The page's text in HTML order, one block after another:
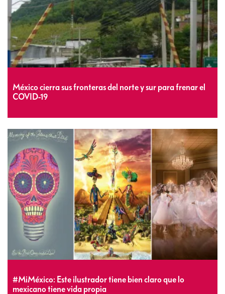
México cierra sus fronteras del norte y sur para frenar el
COVID-19
#MiMéxico: Este ilustrador tiene bien claro que lo
mexicano tiene vida propia